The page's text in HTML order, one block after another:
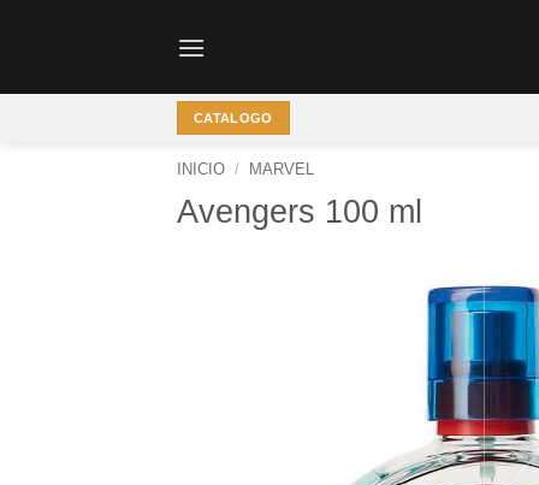
CATALOGO
INICIO / MARVEL
Avengers 100 ml